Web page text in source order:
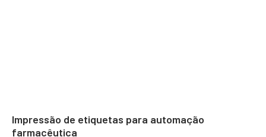
Impressão de etiquetas para automação
farmacêutica